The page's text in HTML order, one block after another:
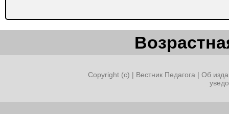
Copyright (c) | Вестник Педагога | Об